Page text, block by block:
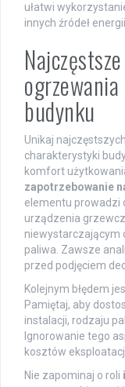
ułatwi
innych źródeł
budynku
Unikaj najczęstszych
charakterystyki
komfort
zapotrzebowanie
elementu prowadzi
urządzenia
niewystarczającym
paliwa. Zawsze
przed podjęciem
Kolejnym błędem
Pamiętaj, aby
instalacji, rodzaju
Ignorowanie tego
kosztów
Nie zapominaj o roli